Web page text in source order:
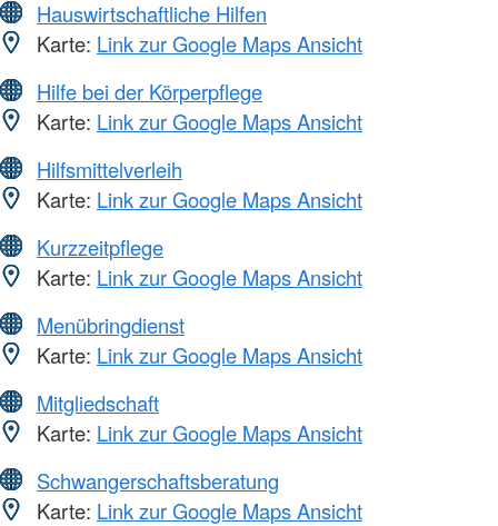
Hauswirtschaftliche Hilfen
Karte: Link zur Google Maps Ansicht
Hilfe bei der Körperpflege
Karte: Link zur Google Maps Ansicht
Hilfsmittelverleih
Karte: Link zur Google Maps Ansicht
Kurzzeitpflege
Karte: Link zur Google Maps Ansicht
Menübringdienst
Karte: Link zur Google Maps Ansicht
Mitgliedschaft
Karte: Link zur Google Maps Ansicht
Schwangerschaftsberatung
Karte: Link zur Google Maps Ansicht